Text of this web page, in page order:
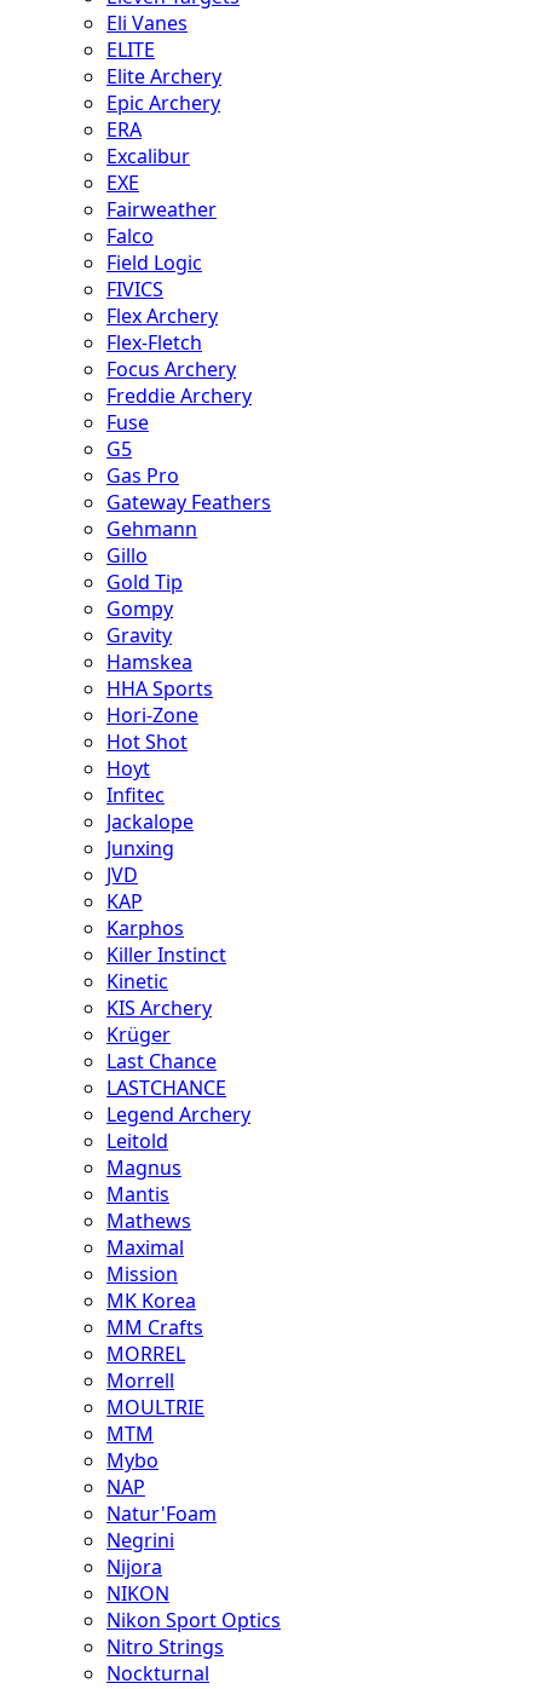
Eli Vanes
ELITE
Elite Archery
Epic Archery
ERA
Excalibur
EXE
Fairweather
Falco
Field Logic
FIVICS
Flex Archery
Flex-Fletch
Focus Archery
Freddie Archery
Fuse
G5
Gas Pro
Gateway Feathers
Gehmann
Gillo
Gold Tip
Gompy
Gravity
Hamskea
HHA Sports
Hori-Zone
Hot Shot
Hoyt
Infitec
Jackalope
Junxing
JVD
KAP
Karphos
Killer Instinct
Kinetic
KIS Archery
Krüger
Last Chance
LASTCHANCE
Legend Archery
Leitold
Magnus
Mantis
Mathews
Maximal
Mission
MK Korea
MM Crafts
MORREL
Morrell
MOULTRIE
MTM
Mybo
NAP
Natur'Foam
Negrini
Nijora
NIKON
Nikon Sport Optics
Nitro Strings
Nockturnal